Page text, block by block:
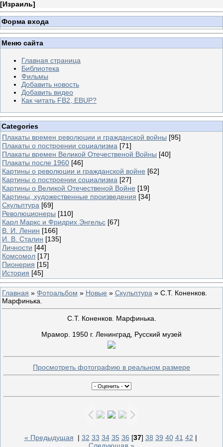
[Израиль]
Форма входа
Меню сайта
Главная страница
Библиотека
Фильмы
Добавить новость
Добавить видео
Как читать FB2, EBUP?
Categories
Плакаты времен революции и гражданской войны [95]
Плакаты о построении социализма [71]
Плакаты времен Великой Отечественой Войны [40]
Плакаты после 1960 [46]
Картины о революции и гражданской войне [62]
Картины о построении социализма [27]
Картины о Великой Отечественой Войне [19]
Картины, художественные произведения [34]
Скульптура [69]
Революционеры [110]
Карл Маркс и Фридрих Энгельс [67]
В. И. Ленин [166]
И. В. Сталин [135]
Личности [44]
Комсомол [17]
Пионерия [15]
История [45]
Главная » Фотоальбом » Новые » Скульптура » С.Т. Коненков.
Марфинька.
С.Т. Коненков. Марфинька.
Мрамор. 1950 г. Ленинград, Русский музей
Просмотреть фотографию в реальном размере
« Предыдущая | 32 33 34 35 36 [37] 38 39 40 41 42 |